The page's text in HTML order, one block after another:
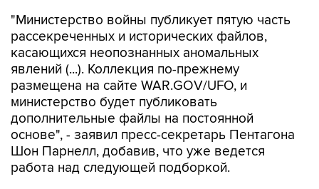
"Министерство войны публикует пятую часть
рассекреченных и исторических файлов,
касающихся неопознанных аномальных
явлений (...). Коллекция по-прежнему
размещена на сайте WAR.GOV/UFO, и
министерство будет публиковать
дополнительные файлы на постоянной
основе", - заявил пресс-секретарь Пентагона
Шон Парнелл, добавив, что уже ведется
работа над следующей подборкой.